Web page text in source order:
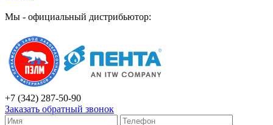
Мы - официальный дистрибьютор:
+7 (342) 287-50-90
Заказать обратный звонок